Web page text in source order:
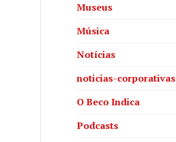
Museus
Música
Notícias
noticias-corporativas
O Beco Indica
Podcasts